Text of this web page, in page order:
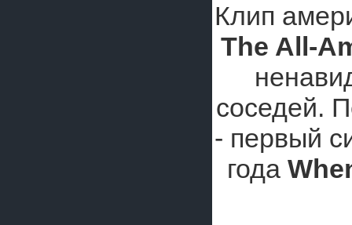
Клип
The All-
соседей.
- первый
года